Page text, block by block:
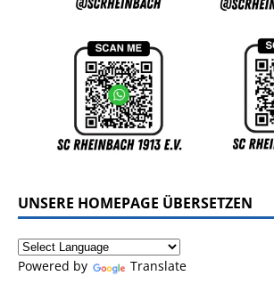
UNSERE HOMEPAGE ÜBERSETZEN
Powered by Translate